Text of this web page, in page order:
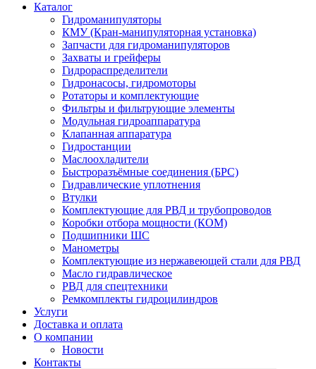
Каталог
Гидроманипуляторы
КМУ (Кран-манипуляторная установка)
Запчасти для гидроманипуляторов
Захваты и грейферы
Гидрораспределители
Гидронасосы, гидромоторы
Ротаторы и комплектующие
Фильтры и фильтрующие элементы
Модульная гидроаппаратура
Клапанная аппаратура
Гидростанции
Маслоохладители
Быстроразъёмные соединения (БРС)
Гидравлические уплотнения
Втулки
Комплектующие для РВД и трубопроводов
Коробки отбора мощности (КОМ)
Подшипники ШС
Манометры
Комплектующие из нержавеющей стали для РВД
Масло гидравлическое
РВД для спецтехники
Ремкомплекты гидроцилиндров
Услуги
Доставка и оплата
О компании
Новости
Контакты